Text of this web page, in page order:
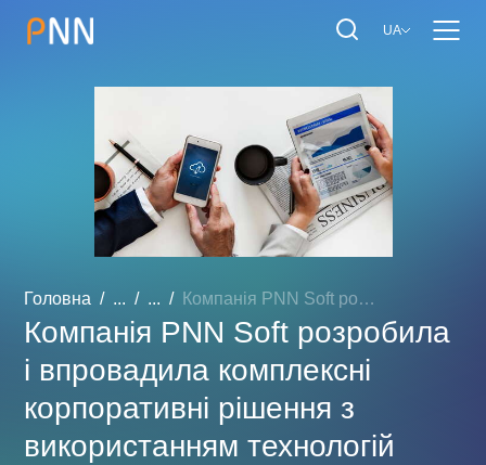
UA
Головна ... ... Компанія PNN Soft розроби...
Компанія PNN Soft розробила
і впровадила комплексні
корпоративні рішення з
використанням технологій